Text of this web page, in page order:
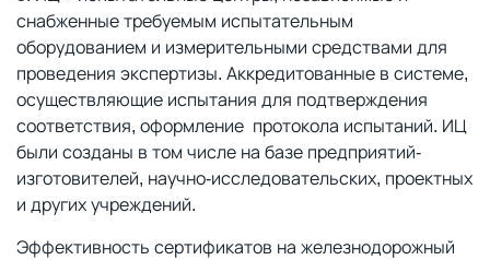
снабженные требуемым испытательным
оборудованием и измерительными средствами для
проведения экспертизы. Аккредитованные в системе,
осуществляющие испытания для подтверждения
соответствия, оформление протокола испытаний. ИЦ
были созданы в том числе на базе предприятий-
изготовителей, научно-исследовательских, проектных
и других учреждений.
Эффективность сертификатов на железнодорожный